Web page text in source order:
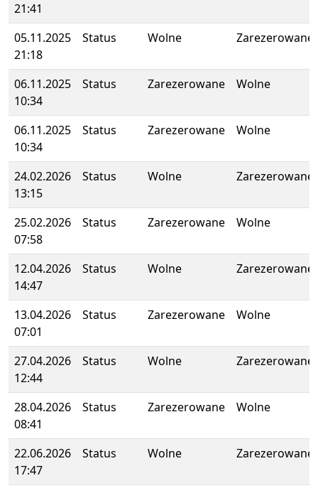
21:41
05.11.2025
21:18
Status Wolne Zarezerowane
06.11.2025
10:34
Status Zarezerowane Wolne
06.11.2025
10:34
Status Zarezerowane Wolne
24.02.2026
13:15
Status Wolne Zarezerowane
25.02.2026
07:58
Status Zarezerowane Wolne
12.04.2026
14:47
Status Wolne Zarezerowane
13.04.2026
07:01
Status Zarezerowane Wolne
27.04.2026
12:44
Status Wolne Zarezerowane
28.04.2026
08:41
Status Zarezerowane Wolne
22.06.2026
17:47
Status Wolne Zarezerowane